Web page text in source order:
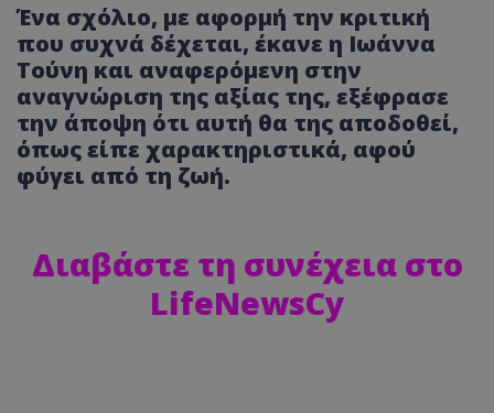
Ένα σχόλιο, με αφορμή την κριτική
που συχνά δέχεται, έκανε η Ιωάννα
Τούνη και αναφερόμενη στην
αναγνώριση της αξίας της, εξέφρασε
την άποψη ότι αυτή θα της αποδοθεί,
όπως είπε χαρακτηριστικά, αφού
φύγει από τη ζωή.
Διαβάστε τη συνέχεια στο
LifeNewsCy